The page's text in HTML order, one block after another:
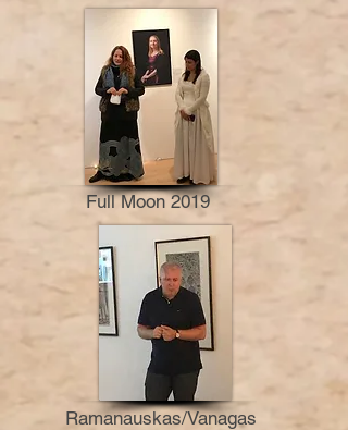
Full Moon 2019
Ramanauskas/Vanagas